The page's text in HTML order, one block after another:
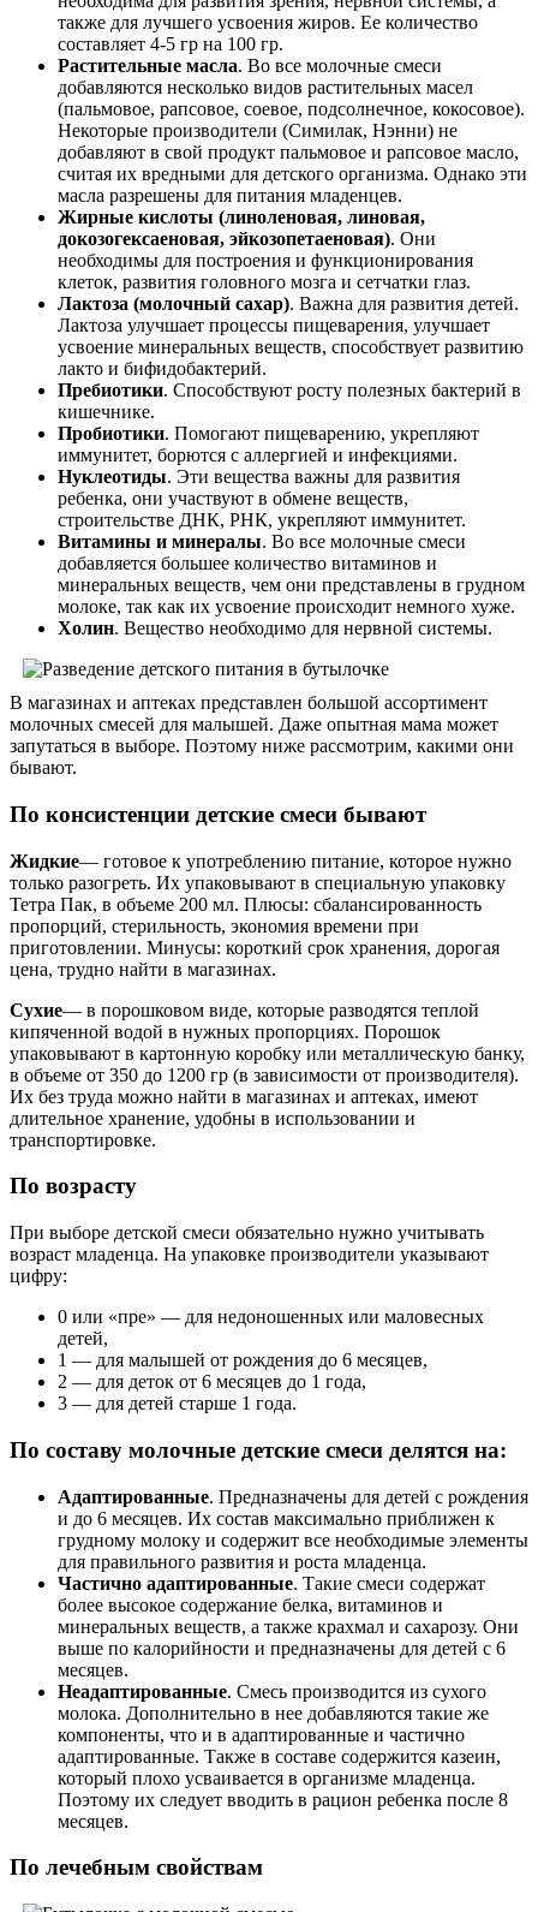
также для лучшего усвоения жиров. Ее количество
составляет 4-5 гр на 100 гр.
Растительные масла. Во все молочные смеси
добавляются несколько видов растительных масел
(пальмовое, рапсовое, соевое, подсолнечное, кокосовое).
Некоторые производители (Симилак, Нэнни) не
добавляют в свой продукт пальмовое и рапсовое масло,
считая их вредными для детского организма. Однако эти
масла разрешены для питания младенцев.
Жирные кислоты (линоленовая, линовая,
докозогексаеновая, эйкозопетаеновая). Они
необходимы для построения и функционирования
клеток, развития головного мозга и сетчатки глаз.
Лактоза (молочный сахар). Важна для развития детей.
Лактоза улучшает процессы пищеварения, улучшает
усвоение минеральных веществ, способствует развитию
лакто и бифидобактерий.
Пребиотики. Способствуют росту полезных бактерий в
кишечнике.
Пробиотики. Помогают пищеварению, укрепляют
иммунитет, борются с аллергией и инфекциями.
Нуклеотиды. Эти вещества важны для развития
ребенка, они участвуют в обмене веществ,
строительстве ДНК, РНК, укрепляют иммунитет.
Витамины и минералы. Во все молочные смеси
добавляется большее количество витаминов и
минеральных веществ, чем они представлены в грудном
молоке, так как их усвоение происходит немного хуже.
Холин. Вещество необходимо для нервной системы.
В магазинах и аптеках представлен большой ассортимент
молочных смесей для малышей. Даже опытная мама может
запутаться в выборе. Поэтому ниже рассмотрим, какими они
бывают.
По консистенции детские смеси бывают
Жидкие— готовое к употреблению питание, которое нужно
только разогреть. Их упаковывают в специальную упаковку
Тетра Пак, в объеме 200 мл. Плюсы: сбалансированность
пропорций, стерильность, экономия времени при
приготовлении. Минусы: короткий срок хранения, дорогая
цена, трудно найти в магазинах.
Сухие— в порошковом виде, которые разводятся теплой
кипяченной водой в нужных пропорциях. Порошок
упаковывают в картонную коробку или металлическую банку,
в объеме от 350 до 1200 гр (в зависимости от производителя).
Их без труда можно найти в магазинах и аптеках, имеют
длительное хранение, удобны в использовании и
транспортировке.
По возрасту
При выборе детской смеси обязательно нужно учитывать
возраст младенца. На упаковке производители указывают
цифру:
0 или «пре» — для недоношенных или маловесных
детей,
1 — для малышей от рождения до 6 месяцев,
2 — для деток от 6 месяцев до 1 года,
3 — для детей старше 1 года.
По составу молочные детские смеси делятся на:
Адаптированные. Предназначены для детей с рождения
и до 6 месяцев. Их состав максимально приближен к
грудному молоку и содержит все необходимые элементы
для правильного развития и роста младенца.
Частично адаптированные. Такие смеси содержат
более высокое содержание белка, витаминов и
минеральных веществ, а также крахмал и сахарозу. Они
выше по калорийности и предназначены для детей с 6
месяцев.
Неадаптированные. Смесь производится из сухого
молока. Дополнительно в нее добавляются такие же
компоненты, что и в адаптированные и частично
адаптированные. Также в составе содержится казеин,
который плохо усваивается в организме младенца.
Поэтому их следует вводить в рацион ребенка после 8
месяцев.
По лечебным свойствам